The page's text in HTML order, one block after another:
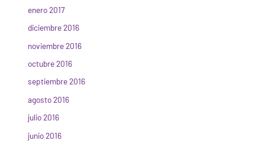
enero 2017
diciembre 2016
noviembre 2016
octubre 2016
septiembre 2016
agosto 2016
julio 2016
junio 2016